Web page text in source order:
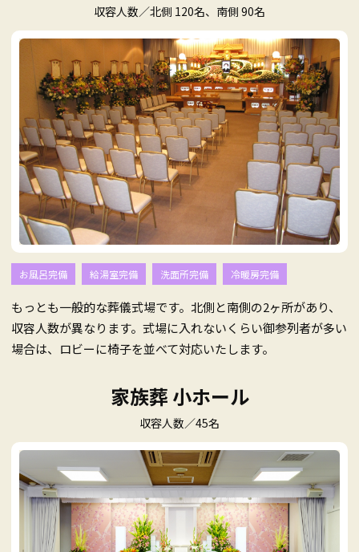
収容人数／北側 120名、南側 90名
お風呂完備 給湯室完備 洗面所完備 冷暖房完備
もっとも一般的な葬儀式場です。北側と南側の2ヶ所があり、
収容人数が異なります。式場に入れないくらい御参列者が多い
場合は、ロビーに椅子を並べて対応いたします。
家族葬 小ホール
収容人数／45名